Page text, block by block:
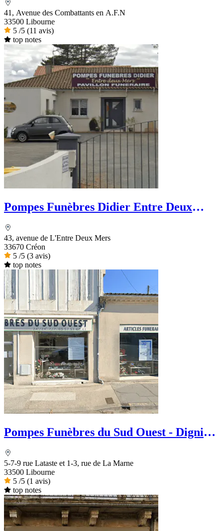
41, Avenue des Combattants en A.F.N
33500 Libourne
5 /5 (11 avis)
top notes
Pompes Funèbres Didier Entre Deux
43, avenue de L'Entre Deux Mers
33670 Créon
5 /5 (3 avis)
top notes
Pompes Funèbres du Sud Ouest - Dignité
5-7-9 rue Lataste et 1-3, rue de La Marne
33500 Libourne
5 /5 (1 avis)
top notes